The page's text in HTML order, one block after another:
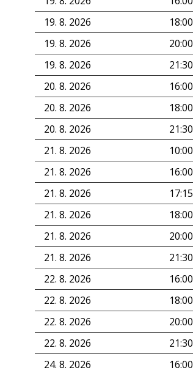
19. 8. 2026
18:00
19. 8. 2026
20:00
19. 8. 2026
21:30
20. 8. 2026
16:00
20. 8. 2026
18:00
20. 8. 2026
21:30
21. 8. 2026
10:00
21. 8. 2026
16:00
21. 8. 2026
17:15
21. 8. 2026
18:00
21. 8. 2026
20:00
21. 8. 2026
21:30
22. 8. 2026
16:00
22. 8. 2026
18:00
22. 8. 2026
20:00
22. 8. 2026
21:30
24. 8. 2026
16:00